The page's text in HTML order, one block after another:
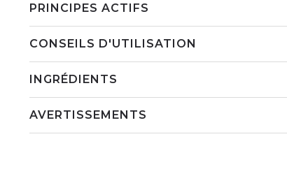
PRINCIPES ACTIFS
CONSEILS D'UTILISATION
INGRÉDIENTS
AVERTISSEMENTS